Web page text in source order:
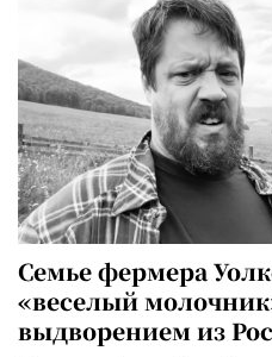
Семье фермера
«веселый
выдворением из